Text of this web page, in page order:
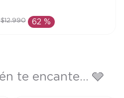
AL CARRITO
$12.990 62 %
te encante... 🩶